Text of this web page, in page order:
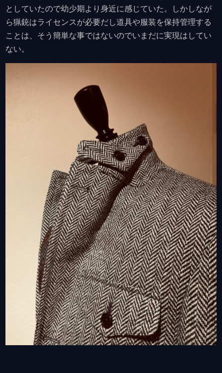
としていたので幼少期より身近に感じていた。しかしなが
ら猟銃はライセンスが必要だし道具や服装を保持管理する
ことは、そう簡単な事ではないのでいまだに実現はしてい
ない。